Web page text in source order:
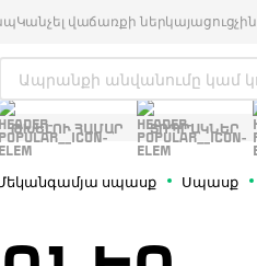
Կանչել վաճառքի ներկայացուցչին
ԹԽԵԼՈՒ ՀԱՄԱՐ ՏՈՊՐԱԿՆԵՐ
սպասք Սպասք